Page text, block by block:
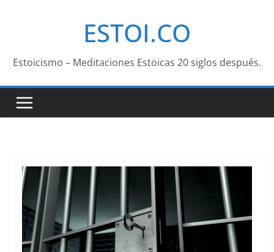
ESTOI.CO
Estoicismo – Meditaciones Estoicas 20 siglos después.